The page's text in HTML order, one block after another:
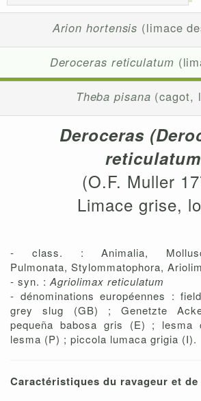
Arion hortensis (limace
Deroceras reticulatum
Theba pisana (cagot,
Deroceras
reticulatum
(O.F. Muller
Limace grise,
- class. : Animalia,
Pulmonata, Stylommatophora,
- syn. :Agriolimax reticulatum
- dénominations européennes :
grey slug (GB) ; Genetzte
pequeña babosa gris (E) ; lesma
lesma (P) ; piccola lumaca grigia (I).
Caractéristiques du ravageur et de